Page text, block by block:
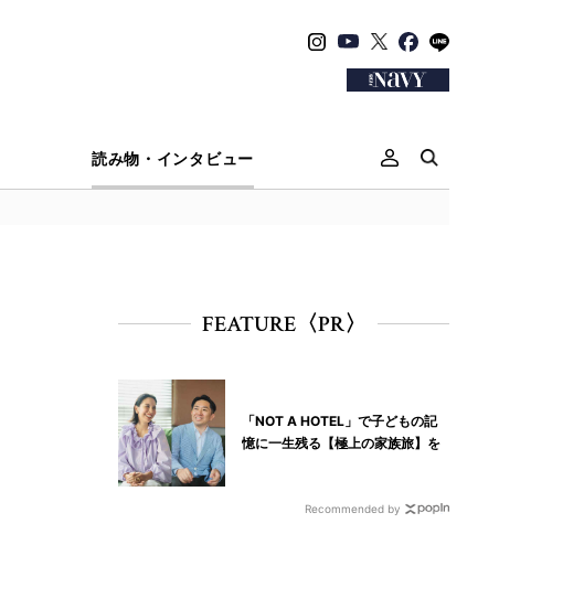
読み物・インタビュー
FEATURE〈PR〉
「NOT A HOTEL」で子どもの記
憶に一生残る【極上の家族旅】を
Recommended by